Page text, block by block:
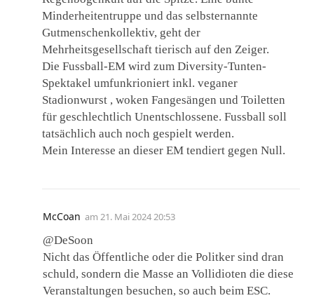
Minderheitentruppe und das selbsternannte
Gutmenschenkollektiv, geht der
Mehrheitsgesellschaft tierisch auf den Zeiger.
Die Fussball-EM wird zum Diversity-Tunten-
Spektakel umfunkrioniert inkl. veganer
Stadionwurst , woken Fangesängen und Toiletten
für geschlechtlich Unentschlossene. Fussball soll
tatsächlich auch noch gespielt werden.
Mein Interesse an dieser EM tendiert gegen Null.
McCoan am 21. Mai 2024 20:53
@DeSoon
Nicht das Öffentliche oder die Politker sind dran
schuld, sondern die Masse an Vollidioten die diese
Veranstaltungen besuchen, so auch beim ESC.